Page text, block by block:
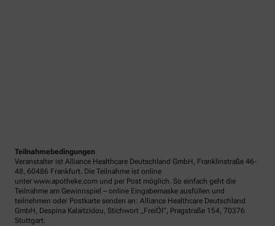
Teilnahmebedingungen
Veranstalter ist Alliance Healthcare Deutschland GmbH, Franklinstraße 46-
48, 60486 Frankfurt. Die Teilnahme ist online
unter www.apotheke.com und per Post möglich. So einfach geht die
Teilnahme am Gewinnspiel – online Eingabemaske ausfüllen und
teilnehmen oder Postkarte senden an: Alliance Healthcare Deutschland
GmbH, Despina Kalaitzidou, Stichwort „FreiÖl“, Pragstraße 154, 70376
Stuttgart.